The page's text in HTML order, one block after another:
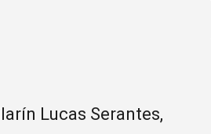
Lucas Serantes,